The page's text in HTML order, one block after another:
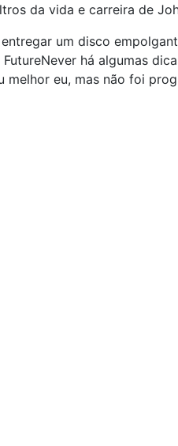
da vida e carreira de
um disco
há algumas
melhor eu, mas não foi